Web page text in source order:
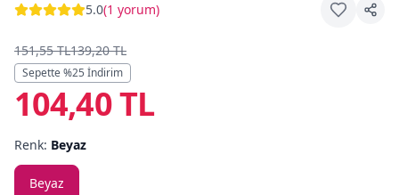
Büyük
Markalar
Yazlık Pijama
5.0(1 yorum)
151,55 TL139,20 TL
Sepette %25 İndirim
104,40 TL
Renk: Beyaz
Beyaz